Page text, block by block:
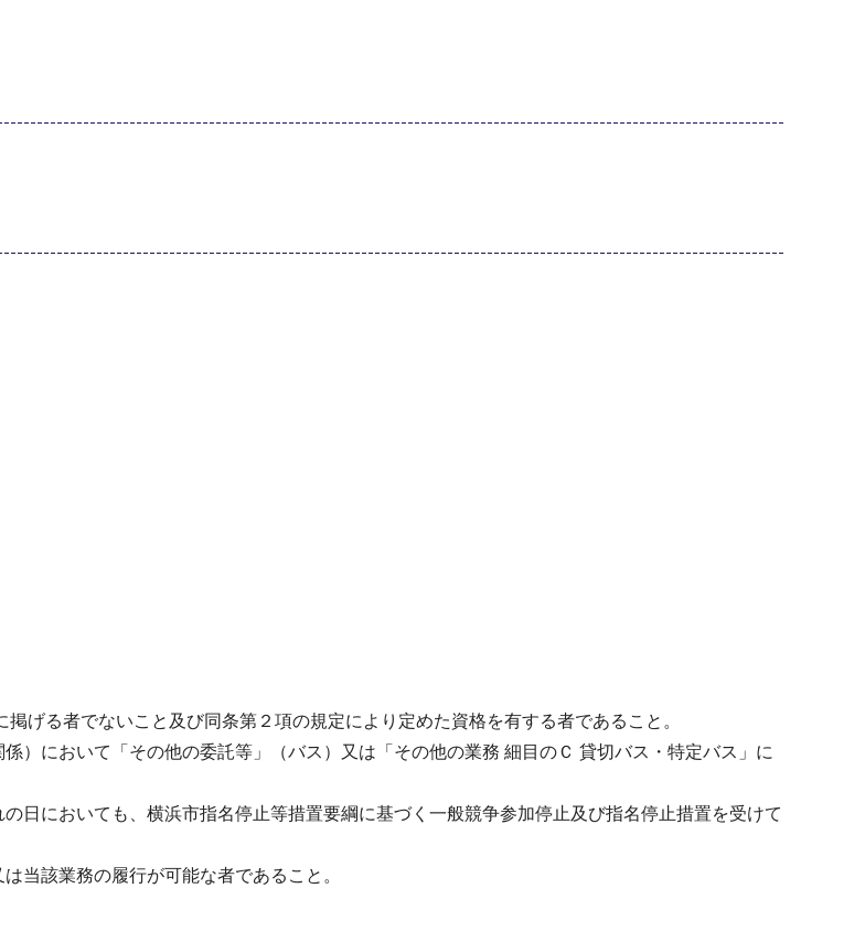
げる者でないこと及び同条第２項の規定により定めた資格を有する者であること。
）において「その他の委託等」（バス）又は「その他の業務 細目のＣ 貸切バス・特定バス」に
日においても、横浜市指名停止等措置要綱に基づく一般競争参加停止及び指名停止措置を受けて
当該業務の履行が可能な者であること。